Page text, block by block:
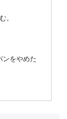
。
ンをやめた